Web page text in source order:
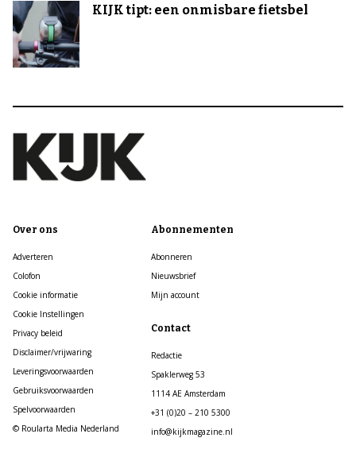
KIJK tipt: een onmisbare fietsbel
Over ons
Adverteren
Colofon
Cookie informatie
Cookie Instellingen
Privacy beleid
Disclaimer/vrijwaring
Leveringsvoorwaarden
Gebruiksvoorwaarden
Spelvoorwaarden
© Roularta Media Nederland
Abonnementen
Abonneren
Nieuwsbrief
Mijn account
Contact
Redactie
Spaklerweg 53
1114 AE Amsterdam
+31 (0)20 – 210 5300
info@kijkmagazine.nl